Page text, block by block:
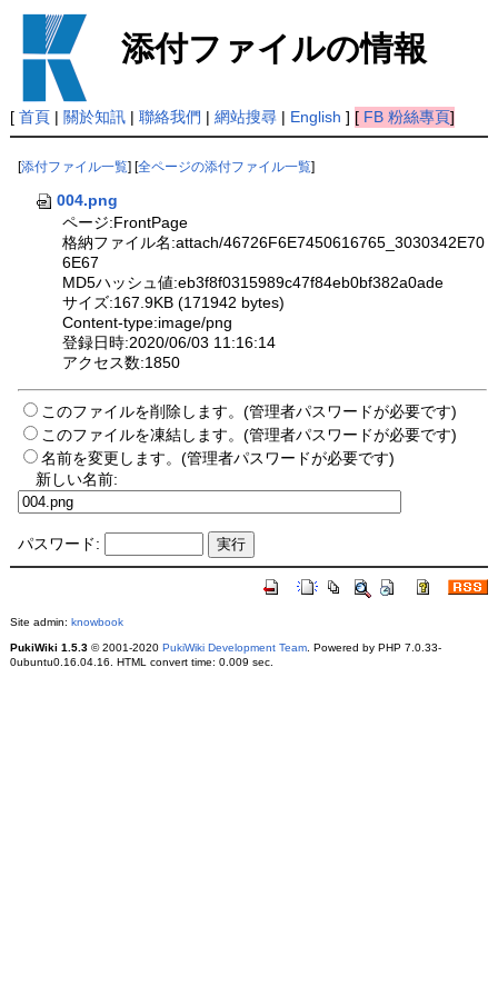
添付ファイルの情報
[ 首頁| 關於知訊| 聯絡我們 | 網站搜尋| English ] [FB 粉絲專頁]
[添付ファイル一覧] [全ページの添付ファイル一覧]
004.png
ページ:FrontPage
格納ファイル名:attach/46726F6E7450616765_3030342E70
6E67
MD5ハッシュ値:eb3f8f0315989c47f84eb0bf382a0ade
サイズ:167.9KB (171942 bytes)
Content-type:image/png
登録日時:2020/06/03 11:16:14
アクセス数:1850
このファイルを削除します。(管理者パスワードが必要です)
このファイルを凍結します。(管理者パスワードが必要です)
名前を変更します。(管理者パスワードが必要です)
新しい名前:
パスワード:
Site admin: knowbook
PukiWiki 1.5.3© 2001-2020 PukiWiki Development Team. Powered by PHP 7.0.33-
0ubuntu0.16.04.16. HTML convert time: 0.009 sec.